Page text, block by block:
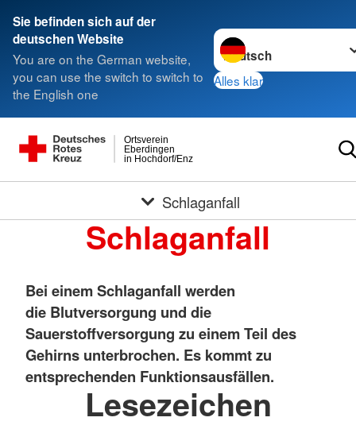
Sie befinden sich auf der
deutschen Website
You are on the German website,
you can use the switch to switch to
the English one
Sprache wechseln zu
Alles klar
in Hochdorf/Enz
Eberdingen
Ortsverein
Schlaganfall
Schlaganfall
Bei einem Schlaganfall werden
die Blutversorgung und die
Sauerstoffversorgung zu einem Teil des
Gehirns unterbrochen. Es kommt zu
entsprechenden Funktionsausfällen.
Lesezeichen